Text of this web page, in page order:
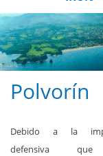
Polvorín
Debido a la
defensiva